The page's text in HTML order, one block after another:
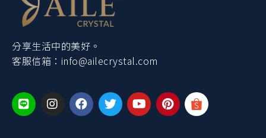
分享生活中的美好。
客服信箱： info@ailecrystal.com